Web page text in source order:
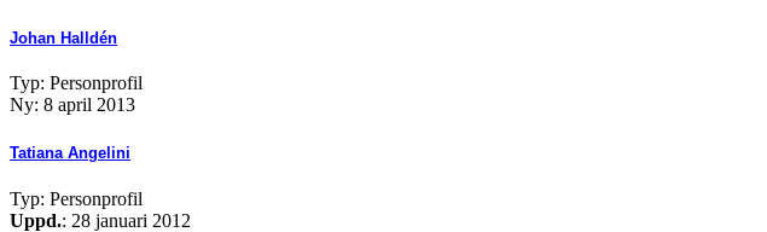
Johan Halldén
Typ: Personprofil
Ny: 8 april 2013
Tatiana Angelini
Typ: Personprofil
Uppd.: 28 januari 2012